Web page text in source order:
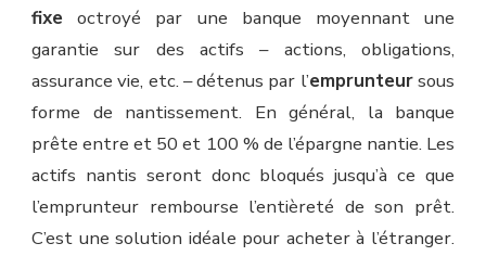
fixe octroyé par une banque moyennant une
garantie sur des actifs – actions, obligations,
assurance vie, etc. – détenus par l’emprunteursous
forme de nantissement. En général, la banque
prête entre et 50 et 100 % de l’épargne nantie. Les
actifs nantis seront donc bloqués jusqu’à ce que
l’emprunteur rembourse l’entièreté de son prêt.
C’est une solution idéale pour acheter à l’étranger.